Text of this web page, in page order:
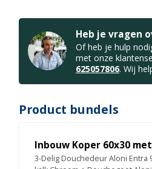
Heb je vragen
Of heb je hulp
met onze
625057806. Wij
Product bundels
Inbouw Koper 60x30
3-Delig Douchedeur Aloni Entra